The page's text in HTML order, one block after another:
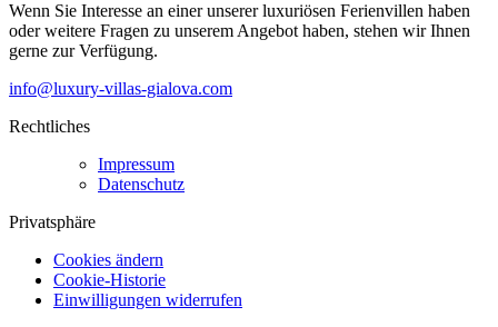
Wenn Sie Interesse an einer unserer luxuriösen Ferienvillen haben
oder weitere Fragen zu unserem Angebot haben, stehen wir Ihnen
gerne zur Verfügung.
info@luxury-villas-gialova.com
Rechtliches
Impressum
Datenschutz
Privatsphäre
Cookies ändern
Cookie-Historie
Einwilligungen widerrufen